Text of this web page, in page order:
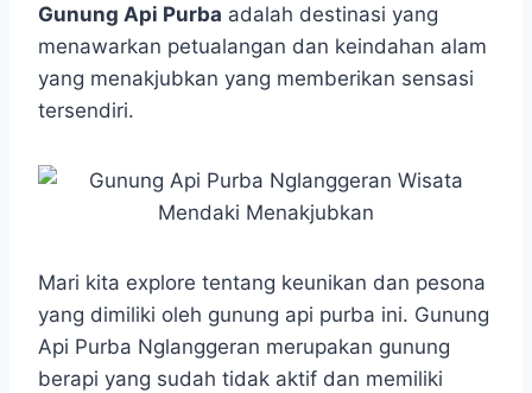
c
e
o
o
i
t
t
e
a
t
A
y
p
l
e
g
r
n
e
a
r
e
Gunung Api Purba adalah destinasi yang
menawarkan petualangan dan keindahan alam
yang menakjubkan yang memberikan sensasi
tersendiri.
Mari kita explore tentang keunikan dan pesona
yang dimiliki oleh gunung api purba ini. Gunung
Api Purba Nglanggeran merupakan gunung
berapi yang sudah tidak aktif dan memiliki